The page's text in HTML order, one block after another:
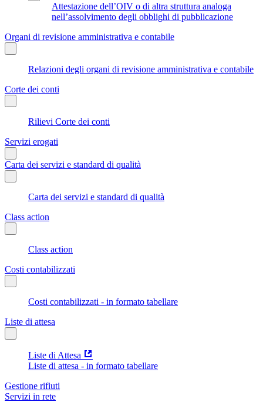
Attestazione dell’OIV o di altra struttura analoga
nell’assolvimento degli obblighi di pubblicazione
Organi di revisione amministrativa e contabile
Relazioni degli organi di revisione amministrativa e contabile
Corte dei conti
Rilievi Corte dei conti
Servizi erogati
Carta dei servizi e standard di qualità
Carta dei servizi e standard di qualità
Class action
Class action
Costi contabilizzati
Costi contabilizzati - in formato tabellare
Liste di attesa
Liste di Attesa
Liste di attesa - in formato tabellare
Gestione rifiuti
Servizi in rete